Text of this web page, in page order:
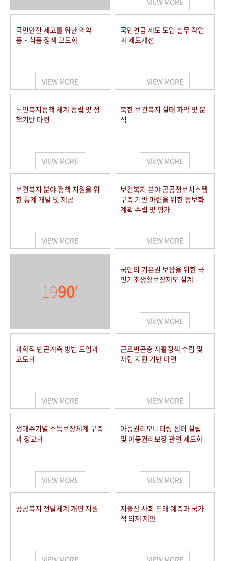
국민안전 제고를 위한 의약
품‧식품 정책 고도화
VIEW MORE
국민연금 제도 도입 실무 작업
과 제도개선
VIEW MORE
노인복지정책 체계 정립 및 정
책기반 마련
VIEW MORE
북한 보건복지 실태 파악 및 분
석
VIEW MORE
보건복지 분야 정책 지원을 위
한 통계 개발 및 제공
VIEW MORE
보건복지 분야 공공정보시스템
구축 기반 마련을 위한 정보화
계획 수립 및 평가
VIEW MORE
1990'
국민의 기본권 보장을 위한 국
민기초생활보장제도 설계
VIEW MORE
과학적 빈곤계측 방법 도입과
고도화
VIEW MORE
근로빈곤층 자활정책 수립 및
자립 지원 기반 마련
VIEW MORE
생애주기별 소득보장체계 구축
과 정교화
VIEW MORE
아동권리모니터링 센터 설립
및 아동권리보장 관련 제도화
VIEW MORE
공공복지 전달체계 개편 지원
저출산 사회 도래 예측과 국가
적 의제 제안